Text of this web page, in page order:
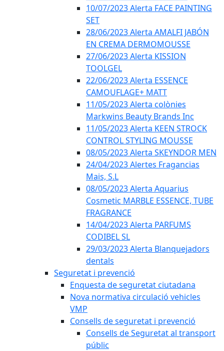
10/07/2023 Alerta FACE PAINTING
SET
28/06/2023 Alerta AMALFI JABÓN
EN CREMA DERMOMOUSSE
27/06/2023 Alerta KISSION
TOOLGEL
22/06/2023 Alerta ESSENCE
CAMOUFLAGE+ MATT
11/05/2023 Alerta colònies
Markwins Beauty Brands Inc
11/05/2023 Alerta KEEN STROCK
CONTROL STYLING MOUSSE
08/05/2023 Alerta SKEYNDOR MEN
24/04/2023 Alertes Fragancias
Mais, S.L
08/05/2023 Alerta Aquarius
Cosmetic MARBLE ESSENCE, TUBE
FRAGRANCE
14/04/2023 Alerta PARFUMS
CODIBEL SL
29/03/2023 Alerta Blanquejadors
dentals
Seguretat i prevenció
Enquesta de seguretat ciutadana
Nova normativa circulació vehicles
VMP
Consells de seguretat i prevenció
Consells de Seguretat al transport
públic